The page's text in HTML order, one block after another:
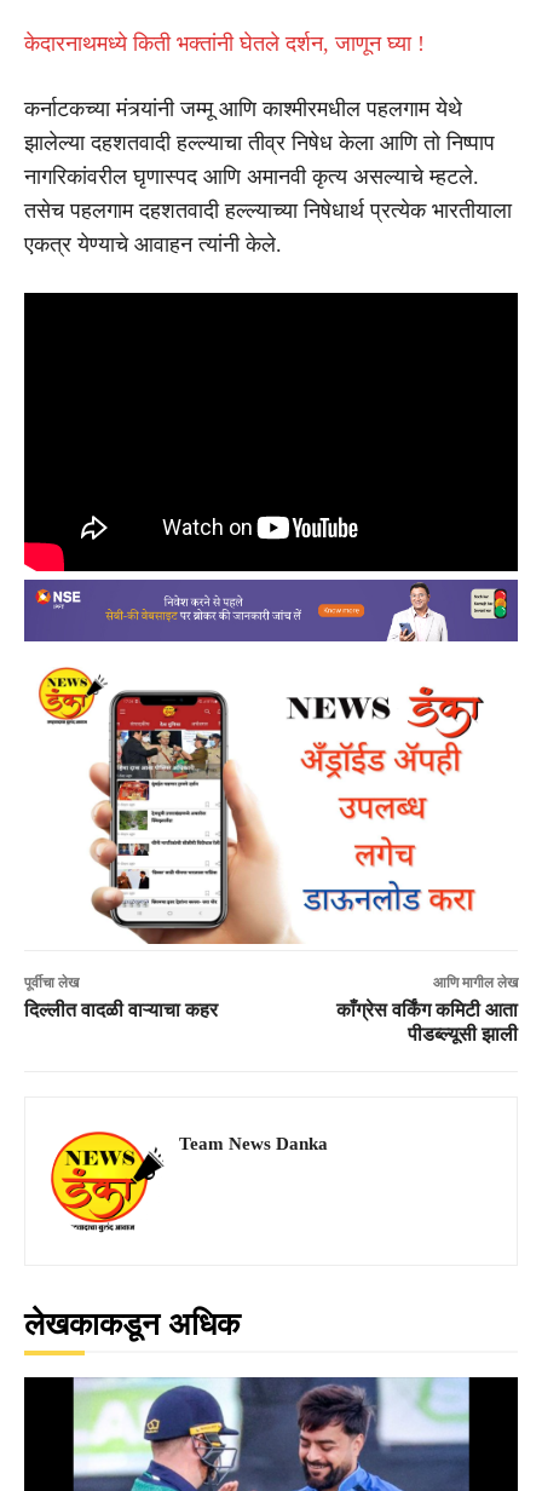
केदारनाथमध्ये किती भक्तांनी घेतले दर्शन, जाणून घ्या !
कर्नाटकच्या मंत्र्यांनी जम्मू आणि काश्मीरमधील पहलगाम येथे
झालेल्या दहशतवादी हल्ल्याचा तीव्र निषेध केला आणि तो निष्पाप
नागरिकांवरील घृणास्पद आणि अमानवी कृत्य असल्याचे म्हटले.
तसेच पहलगाम दहशतवादी हल्ल्याच्या निषेधार्थ प्रत्येक भारतीयाला
एकत्र येण्याचे आवाहन त्यांनी केले.
पूर्वीचा लेख
दिल्लीत वादळी वाऱ्याचा कहर
आणि मागील लेख
काँग्रेस वर्किंग कमिटी आता
पीडब्ल्यूसी झाली
Team News Danka
लेखकाकडून अधिक